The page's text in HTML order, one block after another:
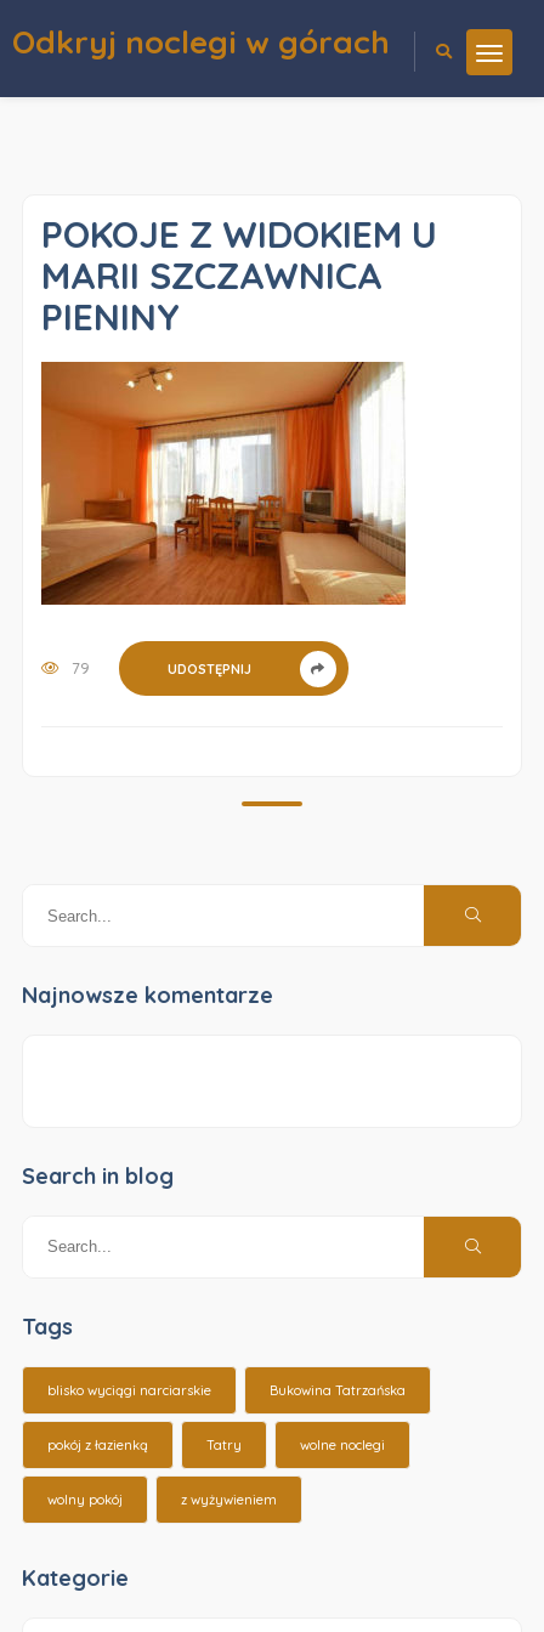
Odkryj noclegi w górach
POKOJE Z WIDOKIEM U
MARII SZCZAWNICA
PIENINY
79 UDOSTĘPNIJ
Najnowsze komentarze
Search in blog
Tags
blisko wyciągi narciarskie Bukowina Tatrzańska
pokój z łazienką Tatry wolne noclegi
wolny pokój z wyżywieniem
Kategorie